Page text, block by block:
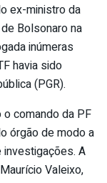
ex-ministro da
Bolsonaro na
inúmeras
havia sido
(PGR).
comando da PF
órgão de modo a
A
Valeixo,